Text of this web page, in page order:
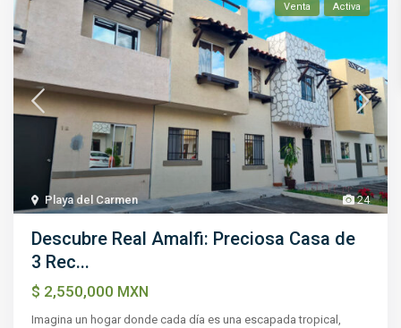
24
Playa del Carmen
Venta Activa
Descubre Real Amalfi: Preciosa Casa de
3 Rec...
$ 2,550,000 MXN
Imagina un hogar donde cada día es una escapada tropical,